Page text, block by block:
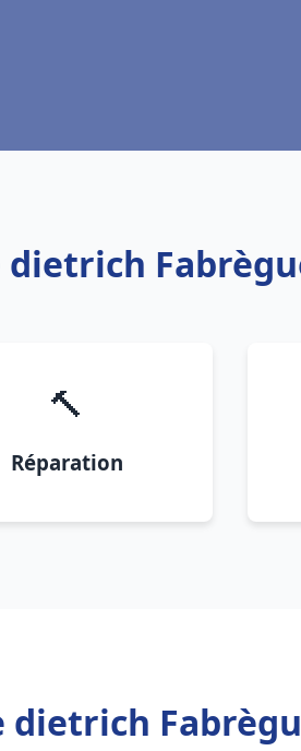
dietrich
🔨
Réparation
dietrich